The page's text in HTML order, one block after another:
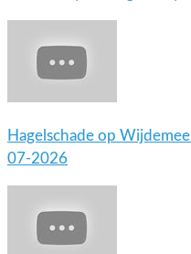
Hagelschade op
07-2026